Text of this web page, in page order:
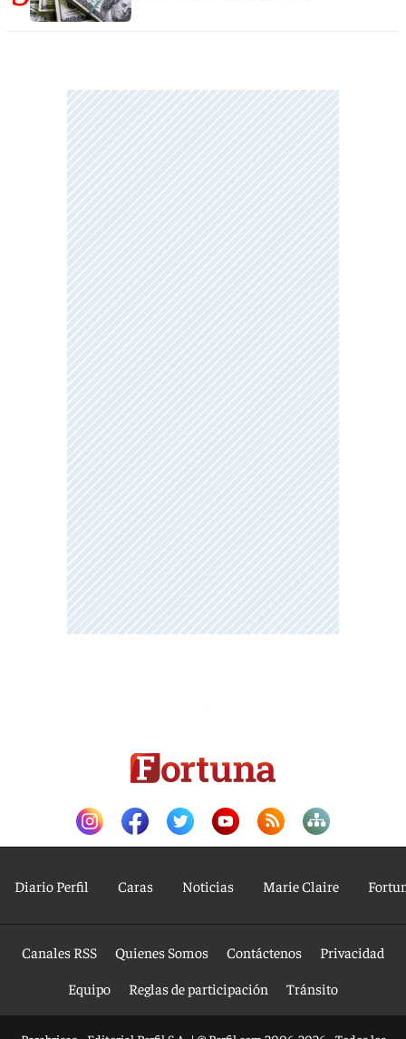
Diario Perfil Caras Noticias Marie Claire
Canales RSS Quienes Somos Contáctenos
Privacidad
Equipo
Reglas de participación Tránsito